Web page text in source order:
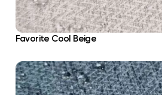
Favorite Cool Beige